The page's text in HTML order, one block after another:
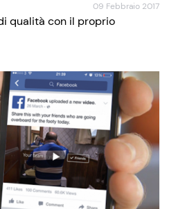
09 Febbraio 2017
qualità con il proprio